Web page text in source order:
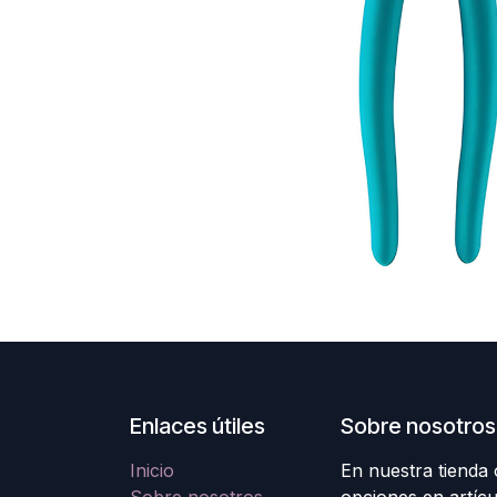
Enlaces útiles
Inicio
Sobre nosotros
En nuestra tienda